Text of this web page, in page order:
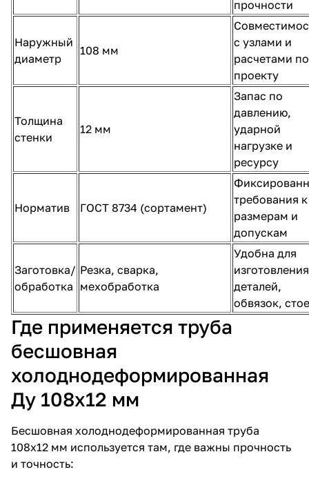
прочности
Наружный
диаметр
108 мм
с узлами и
расчетами по
проекту
Толщина
стенки
12 мм
Запас по
давлению,
ударной
нагрузке и
ресурсу
Норматив ГОСТ 8734 (сортамент)
требования к
размерам и
допускам
Заготовка/
обработка
Резка, сварка,
мехобработка
Удобна для
изготовления
деталей,
обвязок,
Где применяется труба
бесшовная
холоднодеформированная
Ду 108х12 мм
Бесшовная холоднодеформированная труба
108х12 мм используется там, где важны прочность
и точность: